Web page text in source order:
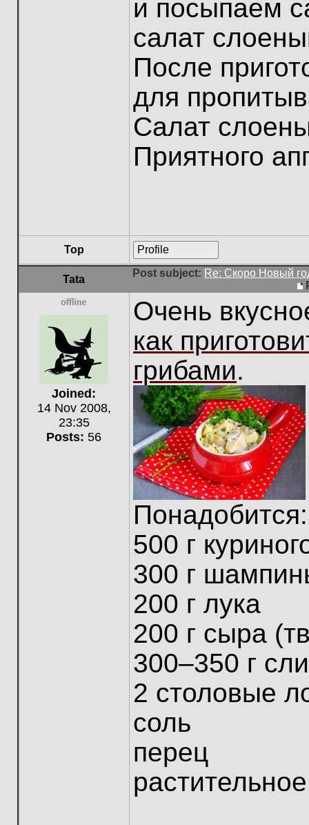
и посыпаем
салат
После
для
Салат
Приятного
Top Profile
Tata
Post subject: Re: Скоро Новый
Offline
Joined:
14 Nov 2008,
23:35
Posts: 56
Очень
как
грибами.
Понадобится:
500 г
300 г
200 г лука
200 г сыра
300–350 г
2 столовые
соль
перец